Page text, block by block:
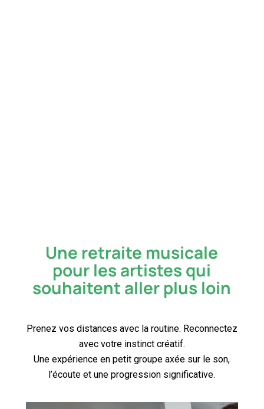
Une retraite musicale
pour les artistes qui
souhaitent aller plus loin
Prenez vos distances avec la routine. Reconnectez
avec votre instinct créatif.
Une expérience en petit groupe axée sur le son,
l’écoute et une progression significative.